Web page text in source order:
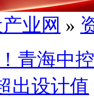
业网 »
青海中
出设计值